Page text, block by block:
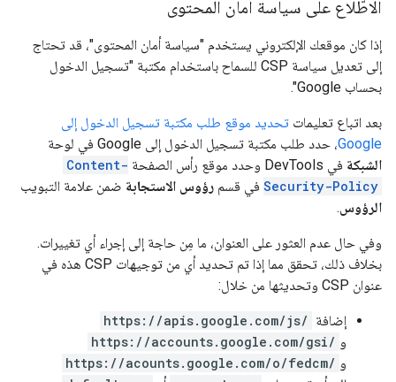
الاطّلاع على سياسة أمان المحتوى
إذا كان موقعك الإلكتروني يستخدم "سياسة أمان المحتوى"، قد تحتاج
إلى تعديل سياسة CSP للسماح باستخدام مكتبة "تسجيل الدخول
بحساب Google".
بعد اتباع تعليمات تحديد موقع طلب مكتبة تسجيل الدخول إلى
Google، حدد طلب مكتبة تسجيل الدخول إلى Google في لوحة
الشبكة في DevTools وحدد موقع رأس الصفحة
Content-
Security-Policy في قسم رؤوس الاستجابة ضمن علامة التبويب
الرؤوس.
وفي حال عدم العثور على العنوان، ما مِن حاجة إلى إجراء أي تغييرات.
بخلاف ذلك، تحقق مما إذا تم تحديد أي من توجيهات CSP هذه في
عنوان CSP وتحديثها من خلال:
إضافة https://apis.google.com/js/
و https://accounts.google.com/gsi/
و https://acounts.google.com/o/fedcm/